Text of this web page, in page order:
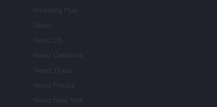
Investing Plus
Newz
Newz US
Newz California
Newz Texas
Newz Florida
Newz New York